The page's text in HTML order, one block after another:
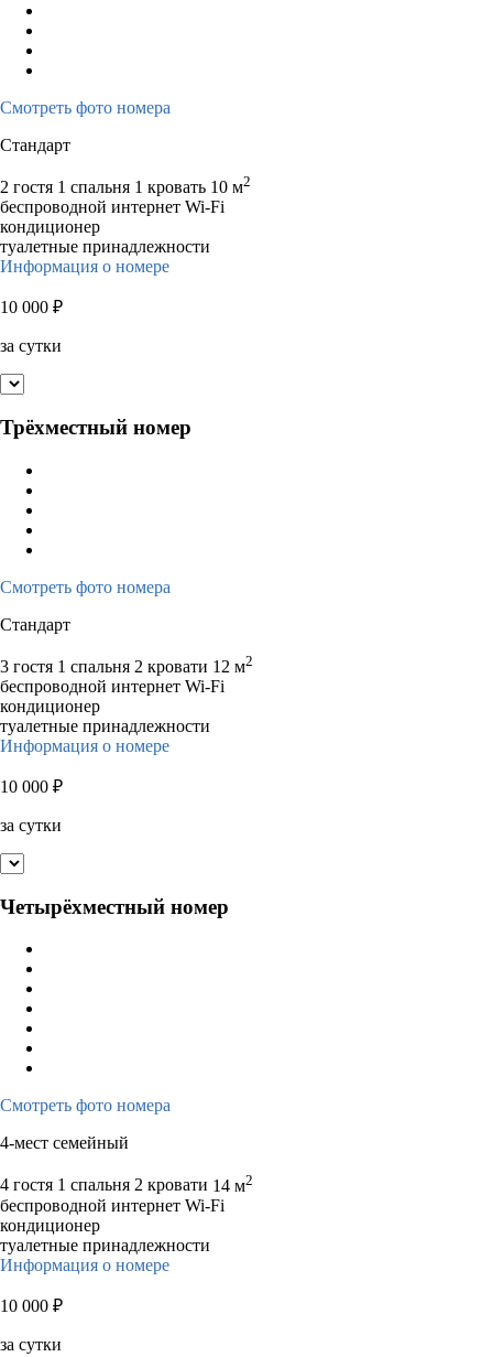
Смотреть фото номера
Стандарт
2 гостя 1 спальня 1 кровать 10 м2
беспроводной интернет Wi-Fi
кондиционер
туалетные принадлежности
Информация о номере
10 000 ₽
за сутки
Трёхместный номер
Смотреть фото номера
Стандарт
3 гостя 1 спальня 2 кровати 12 м2
беспроводной интернет Wi-Fi
кондиционер
туалетные принадлежности
Информация о номере
10 000 ₽
за сутки
Четырёхместный номер
Смотреть фото номера
4-мест семейный
4 гостя 1 спальня 2 кровати 14 м2
беспроводной интернет Wi-Fi
кондиционер
туалетные принадлежности
Информация о номере
10 000 ₽
за сутки